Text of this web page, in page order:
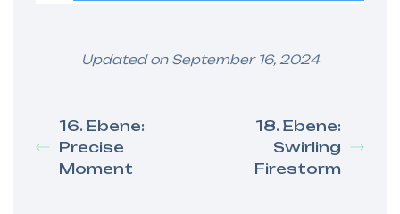
Updated on September 16, 2024
16. Ebene:
Precise
Moment
18. Ebene:
Swirling
Firestorm